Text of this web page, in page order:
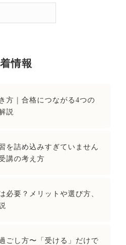
情報
方｜合格につながる4つの
説
を詰め込みすぎていません
講の考え方
必要？メリットや選び方、
ごし方〜「受ける」だけで